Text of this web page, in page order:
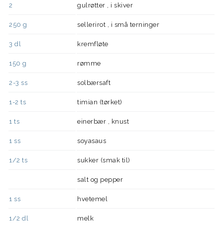
2 gulrøtter , i skiver
250 g sellerirot , i små terninger
3 dl kremfløte
150 g rømme
2-3 ss solbærsaft
1-2 ts timian (tørket)
1 ts einerbær , knust
1 ss soyasaus
1/2 ts sukker (smak til)
salt og pepper
1 ss hvetemel
1/2 dl melk